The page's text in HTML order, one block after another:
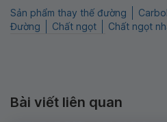
Sản phẩm thay thế đường
Đường
Chất ngọt Chất ngọt
Bài viết liên quan